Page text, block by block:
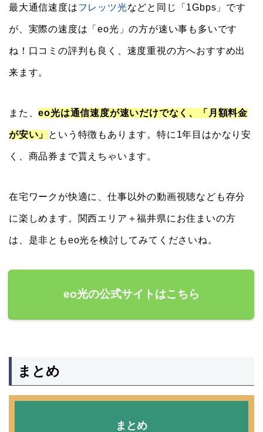
最大通信速度はフレッツ光などと同じ「1Gbps」です
が、実際の速度は「eo光」の方が速い事も多いです
ね！口コミの評判も良く、速度重視の方へおすすめ出
来ます。
また、eo光は通信速度が速いだけでなく、「月額料金
が安い」 という特徴もあります。特に1年目はかなり安
く、商品券まで貰えちゃいます。
在宅ワークが快適に、仕事以外の動画視聴なども存分
に楽しめます。関西エリア＋福井県にお住まいの方
は、是非ともeo光を検討してみてくださいね。
eo光の公式サイトはこちら
まとめ
まとめ